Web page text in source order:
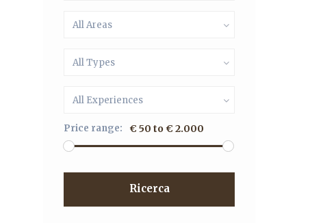
All Areas
All Types
All Experiences
Price range: € 50 to € 2.000
Ricerca